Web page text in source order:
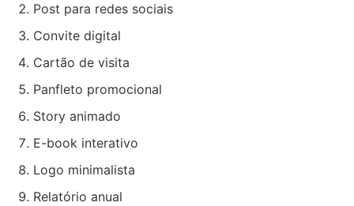
Post para redes sociais
Convite digital
Cartão de visita
Panfleto promocional
Story animado
E-book interativo
Logo minimalista
Relatório anual